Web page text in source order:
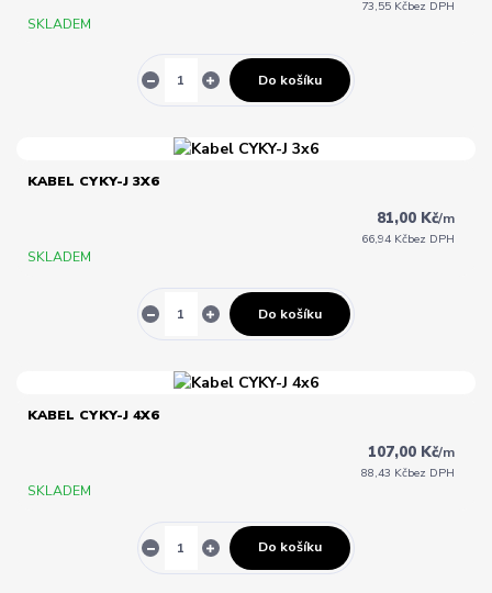
73,55 Kčbez DPH
SKLADEM
Do košíku
KABEL CYKY-J 3X6
81,00 Kč/m
66,94 Kčbez DPH
SKLADEM
Do košíku
KABEL CYKY-J 4X6
107,00 Kč/m
88,43 Kčbez DPH
SKLADEM
Do košíku